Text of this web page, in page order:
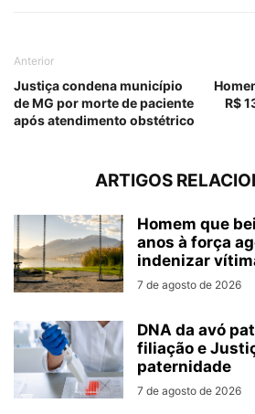
Anterior
Justiça condena município
de MG por morte de paciente
após atendimento obstétrico
R$
ARTIGOS
Homem que
anos à força
indenizar
7 de agosto de 2026
DNA da avó
filiação e
paternidade
7 de agosto de 2026